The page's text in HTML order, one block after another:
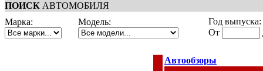
ПОИСК АВТОМОБИЛЯ
Марка:
Модель:
Год выпуска:
От
Автообзоры